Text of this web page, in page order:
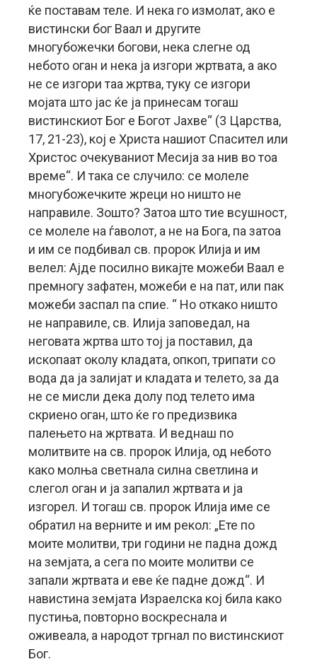
ќе поставам теле. И нека го измолат, ако е
вистински бог Ваал и другите
многубожечки богови, нека слегне од
небото оган и нека ја изгори жртвата, а ако
не се изгори таа жртва, туку се изгори
мојата што јас ќе ја принесам тогаш
вистинскиот Бог е Богот Јахве“ (3 Царства,
17, 21-23), кој е Христа нашиот Спасител или
Христос очекуваниот Месија за нив во тоа
време“. И така се случило: се молеле
многубожечките жреци но ништо не
направиле. Зошто? Затоа што тие всушност,
се молеле на ѓаволот, а не на Бога, па затоа
и им се подбивал св. пророк Илија и им
велел: Ајде посилно викајте можеби Ваал е
премногу зафатен, можеби е на пат, или пак
можеби заспал па спие. “ Но откако ништо
не направиле, св. Илија заповедал, на
неговата жртва што тој ја поставил, да
ископаат околу кладата, опкоп, трипати со
вода да ја залијат и кладата и телето, за да
не се мисли дека долу под телето има
скриено оган, што ќе го предизвика
палењето на жртвата. И веднаш по
молитвите на св. пророк Илија, од небото
како молња светнала силна светлина и
слегол оган и ја запалил жртвата и ја
изгорел. И тогаш св. пророк Илија име се
обратил на верните и им рекол: „Ете по
моите молитви, три години не падна дожд
на земјата, а сега по моите молитви се
запали жртвата и еве ќе падне дожд“. И
навистина земјата Израелска кој била како
пустиња, повторно воскреснала и
оживеала, а народот тргнал по вистинскиот
Бог.